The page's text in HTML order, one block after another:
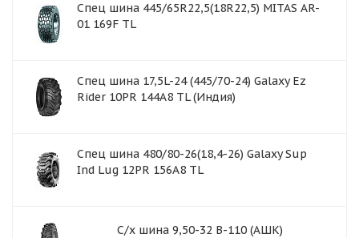
Спец шина 445/65R22,5(18R22,5) MITAS AR-
01 169F TL
Спец шина 17,5L-24 (445/70-24) Galaxy Ez
Rider 10PR 144A8 TL (Индия)
Спец шина 480/80-26(18,4-26) Galaxy Sup
Ind Lug 12PR 156A8 TL
С/х шина 9,50-32 В-110 (АШК)